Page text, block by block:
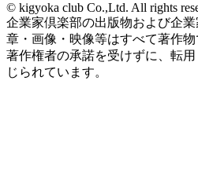
© kigyoka club Co.,Ltd. All rights
企業家倶楽部の出版物および企
章・画像・映像等はすべて著作物
著作権者の承諾を受けずに、転
じられています。